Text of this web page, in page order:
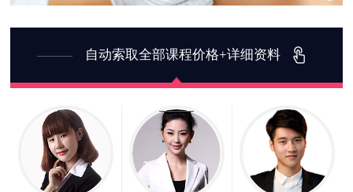
自动索取全部课程价格+详细资料